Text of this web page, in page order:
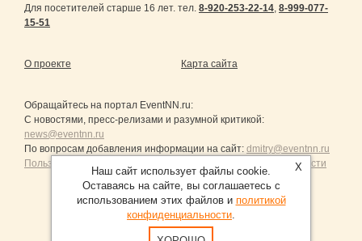
Для посетителей старше 16 лет. тел. 8-920-253-22-14, 8-999-077-
15-51
О проекте Карта сайта
Обращайтесь на портал EventNN.ru:
С новостями, пресс-релизами и разумной критикой:
news@eventnn.ru
По вопросам добавления информации на сайт: dmitry@eventnn.ru
Пользовательское Соглашение и политика конфиденциальности
Продвижение сайтов Санкт-Петербург
X
Наш сайт использует файлы cookie.
Оставаясь на сайте, вы соглашаетесь с
использованием этих файлов и политикой
конфиденциальности.